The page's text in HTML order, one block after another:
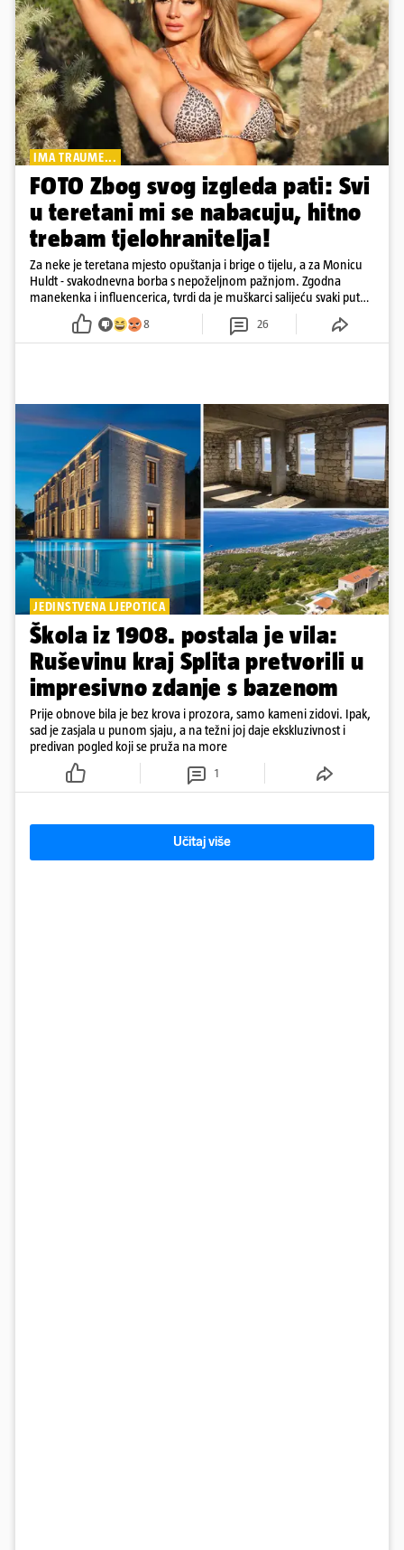
IMA TRAUME...
FOTO Zbog svog izgleda pati: Svi
u teretani mi se nabacuju, hitno
trebam tjelohranitelja!
Za neke je teretana mjesto opuštanja i brige o tijelu, a za Monicu
Huldt - svakodnevna borba s nepoželjnom pažnjom. Zgodna
manekenka i influencerica, tvrdi da je muškarci salijeću svaki put
kad dođe na trening
8 26
JEDINSTVENA LJEPOTICA
Škola iz 1908. postala je vila:
Ruševinu kraj Splita pretvorili u
impresivno zdanje s bazenom
Prije obnove bila je bez krova i prozora, samo kameni zidovi. Ipak,
sad je zasjala u punom sjaju, a na težni joj daje ekskluzivnost i
predivan pogled koji se pruža na more
1
Učitaj više